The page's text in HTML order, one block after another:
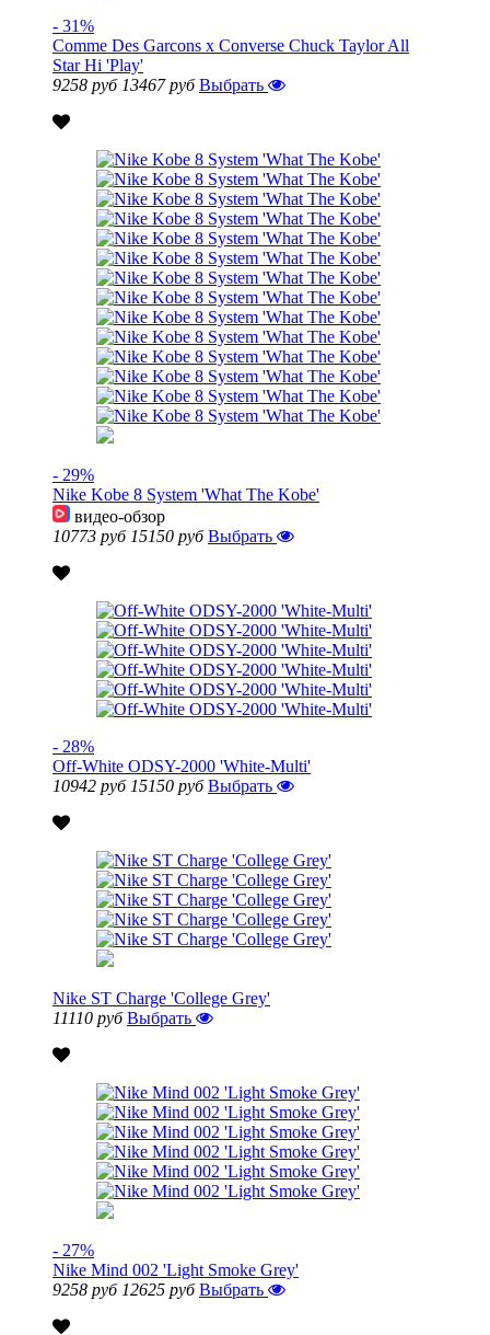
- 31%
Comme Des Garcons x Converse Chuck Taylor All
Star Hi 'Play'
9258 руб 13467 руб Выбрать
- 29%
Nike Kobe 8 System 'What The Kobe'
видео-обзор
10773 руб 15150 руб Выбрать
- 28%
Off-White ODSY-2000 'White-Multi'
10942 руб 15150 руб Выбрать
Nike ST Charge 'College Grey'
11110 руб Выбрать
- 27%
Nike Mind 002 'Light Smoke Grey'
9258 руб 12625 руб Выбрать